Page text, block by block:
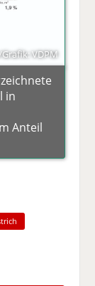
VDPM
in
Anteil